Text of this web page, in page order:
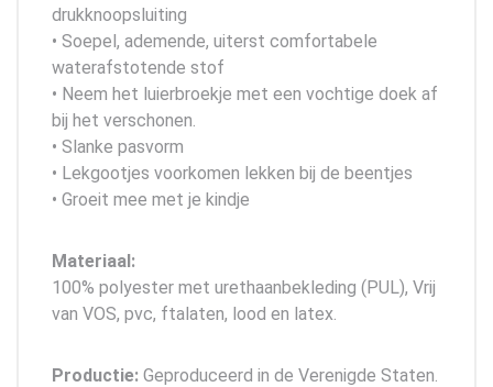
drukknoopsluiting
• Soepel, ademende, uiterst comfortabele
waterafstotende stof
• Neem het luierbroekje met een vochtige doek af
bij het verschonen.
• Slanke pasvorm
• Lekgootjes voorkomen lekken bij de beentjes
• Groeit mee met je kindje
Materiaal:
100% polyester met urethaanbekleding (PUL), Vrij
van VOS, pvc, ftalaten, lood en latex.
Productie: Geproduceerd in de Verenigde Staten.